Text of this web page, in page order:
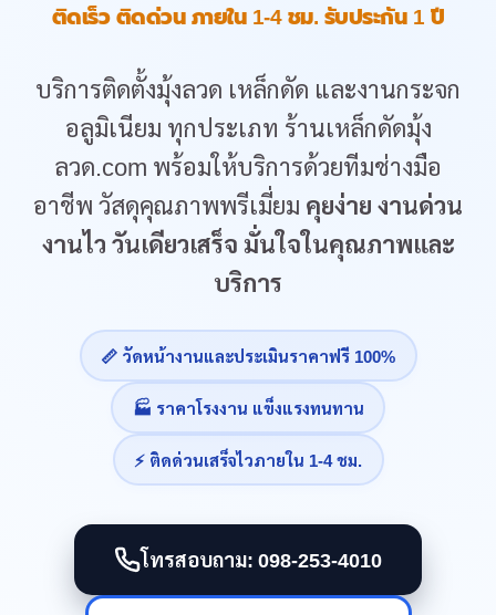
ติดเร็ว ติดด่วน ภายใน 1-4 ชม. รับประกัน 1 ปี
บริการติดตั้งมุ้งลวด เหล็กดัด และงานกระจก
อลูมิเนียม ทุกประเภท ร้านเหล็กดัดมุ้ง
ลวด.com พร้อมให้บริการด้วยทีมช่างมือ
อาชีพ วัสดุคุณภาพพรีเมี่ยม คุยง่าย งานด่วน
งานไว วันเดียวเสร็จ มั่นใจในคุณภาพและ
บริการ
📏 วัดหน้างานและประเมินราคาฟรี 100%
🏭 ราคาโรงงาน แข็งแรงทนทาน
⚡ ติดด่วนเสร็จไวภายใน 1-4 ชม.
โทรสอบถาม: 098-253-4010